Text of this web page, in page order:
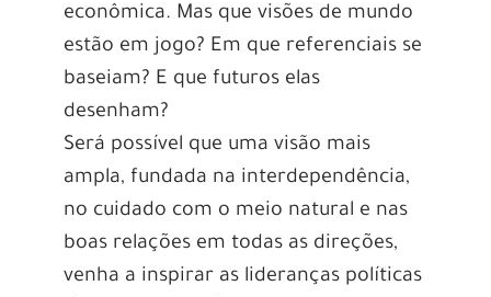
econômica. Mas que visões de mundo
estão em jogo? Em que referenciais se
baseiam? E que futuros elas
desenham?
Será possível que uma visão mais
ampla, fundada na interdependência,
no cuidado com o meio natural e nas
boas relações em todas as direções,
venha a inspirar as lideranças políticas